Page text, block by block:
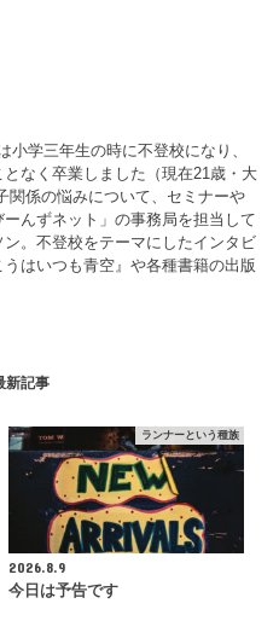
小学三年生の時に不登校になり、
なく卒業しました（現在21歳・大
関係の悩みについて、セミナーや
んずネット」の事務局を担当して
。不登校をテーマにしたインタビ
うはいつも青空』や各種書籍の出版
新記事
ランナーという種族
2026.8.9
今日は予告です